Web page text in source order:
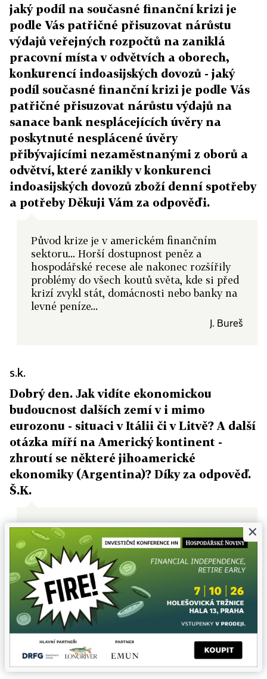
jaký podíl na současné finanční krizi je
podle Vás patřičné přisuzovat nárůstu
výdajů veřejných rozpočtů na zaniklá
pracovní místa v odvětvích a oborech,
konkurencí indoasijských dovozů - jaký
podíl současné finanční krizi je podle Vás
patřičné přisuzovat nárůstu výdajů na
sanace bank nesplácejících úvěry na
poskytnuté nesplácené úvěry
přibývajícími nezaměstnanými z oborů a
odvětví, které zanikly v konkurenci
indoasijských dovozů zboží denní spotřeby
a potřeby Děkuji Vám za odpověďi.
Původ krize je v americkém finančním
sektoru... Horší dostupnost peněz a
hospodářské recese ale nakonec rozšířily
problémy do všech koutů světa, kde si před
krizí zvykl stát, domácnosti nebo banky na
levné peníze...
J. Bureš
s.k.
Dobrý den. Jak vidíte ekonomickou
budoucnost dalších zemí v i mimo
eurozonu - situaci v Itálii či v Litvě? A další
otázka míří na Americký kontinent -
zhroutí se některé jihoamerické
ekonomiky (Argentina)? Díky za odpověď.
Š.K.
Přiznám se, že na ostatní regionu nejsem
expert. V případě Itálie je sice problémem
vysoký dluh a nestabilní politická scéna.
Státní kasa ale hospodaří s výrazně lepšími
výsledky (dopad krize nebyl tak velký) a trh
s italskými dluhopisy je také jedn z
největších a nejlikvidnějších na světě a tím
pádem daleko méně vhodný pro
spekulativní útok...
J. Bureš
×